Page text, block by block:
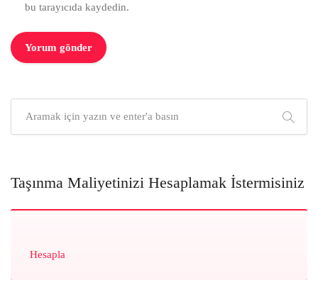
bu tarayıcıda kaydedin.
Taşınma Maliyetinizi Hesaplamak İstermisiniz
Hesapla